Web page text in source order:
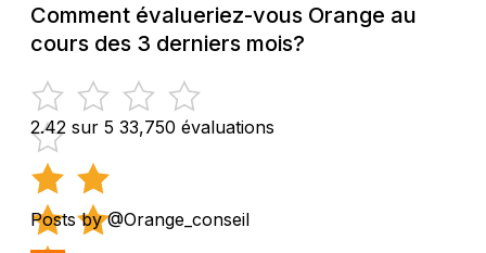
Comment évalueriez-vous Orange au
cours des 3 derniers mois?
2.42 sur 5 33,750 évaluations
Posts by @Orange_conseil